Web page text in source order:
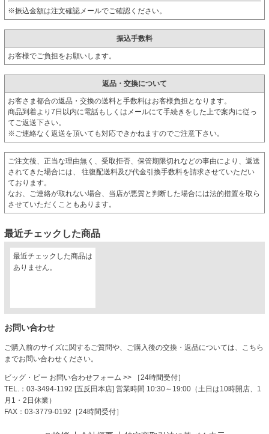
※振込金額は注文確認メールでご確認ください。
振込手数料
お客様でご負担をお願いします。
返品・交換について
お客さま都合の返品・交換の送料と手数料はお客様負担となります。
商品到着より7日以内に電話もしくはメールにて手続きをした上で案内に従っ
てご返送下さい。
※ご連絡なく返送を頂いても対応できかねますのでご注意下さい。
ご注文後、正当な理由無く、受取拒否、保管期限切れなどの事由により、返送
されてきた場合には、 往復配送料及び代金引換手数料を請求させていただい
ております。
なお、ご連絡が取れない場合、当店が悪質と判断した場合には法的措置を取ら
させていただくこともあります。
最近チェックした商品
最近チェックした商品は
ありません。
お問い合わせ
ご購入前のサイズに関するご質問や、ご購入後の交換・返品については、こちら
までお問い合わせください。
ビッグ・ビー お問い合わせフォーム >> ［24時間受付］
TEL.：03-3494-1192 [五反田本店] 営業時間 10:30～19:00（土日は10時開店、1
月1・2日休業）
FAX：03-3779-0192［24時間受付］